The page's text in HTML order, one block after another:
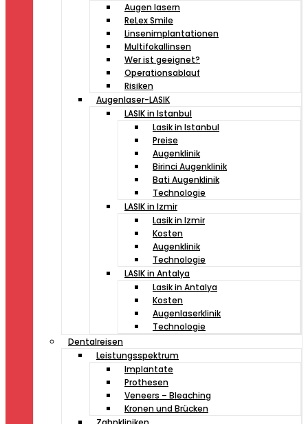
Augen lasern
ReLex Smile
Linsenimplantationen
Multifokallinsen
Wer ist geeignet?
Operationsablauf
Risiken
Augenlaser-LASIK
LASIK in Istanbul
Lasik in Istanbul
Preise
Augenklinik
Birinci Augenklinik
Bati Augenklinik
Technologie
LASIK in Izmir
Lasik in Izmir
Kosten
Augenklinik
Technologie
LASIK in Antalya
Lasik in Antalya
Kosten
Augenlaserklinik
Technologie
Dentalreisen
Leistungsspektrum
Implantate
Prothesen
Veneers – Bleaching
Kronen und Brücken